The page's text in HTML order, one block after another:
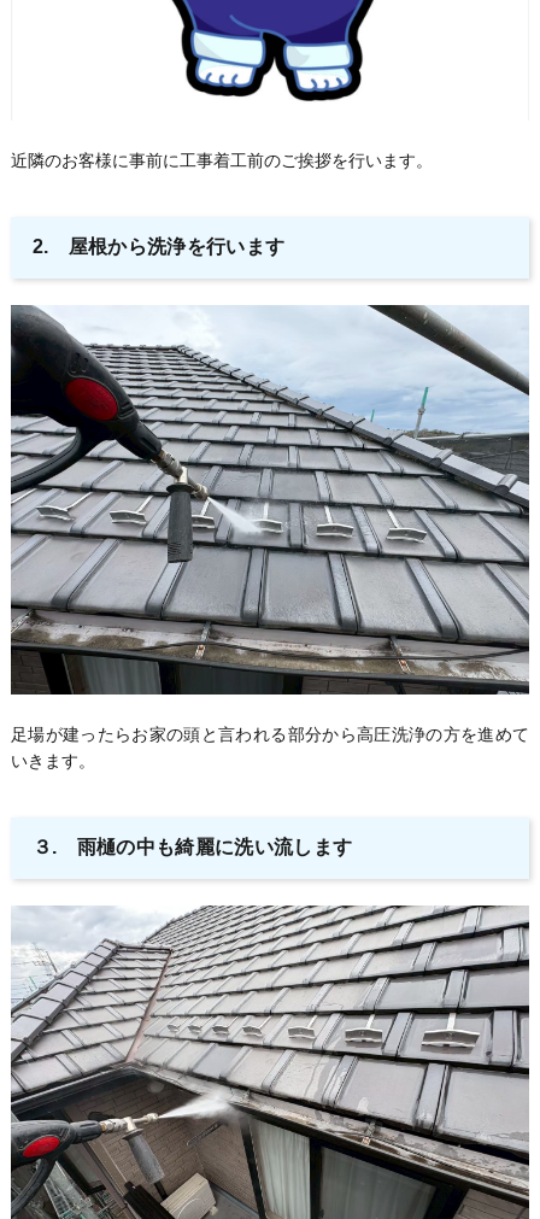
近隣のお客様に事前に工事着工前のご挨拶を行います。
2. 屋根から洗浄を行います
足場が建ったらお家の頭と言われる部分から高圧洗浄の方を進めて
いきます。
３. 雨樋の中も綺麗に洗い流します